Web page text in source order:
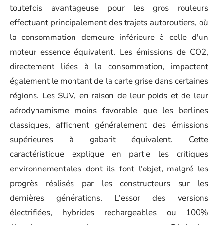
toutefois avantageuse pour les gros rouleurs
effectuant principalement des trajets autoroutiers, où
la consommation demeure inférieure à celle d'un
moteur essence équivalent. Les émissions de CO2,
directement liées à la consommation, impactent
également le montant de la carte grise dans certaines
régions. Les SUV, en raison de leur poids et de leur
aérodynamisme moins favorable que les berlines
classiques, affichent généralement des émissions
supérieures à gabarit équivalent. Cette
caractéristique explique en partie les critiques
environnementales dont ils font l'objet, malgré les
progrès réalisés par les constructeurs sur les
dernières générations. L'essor des versions
électrifiées, hybrides rechargeables ou 100%